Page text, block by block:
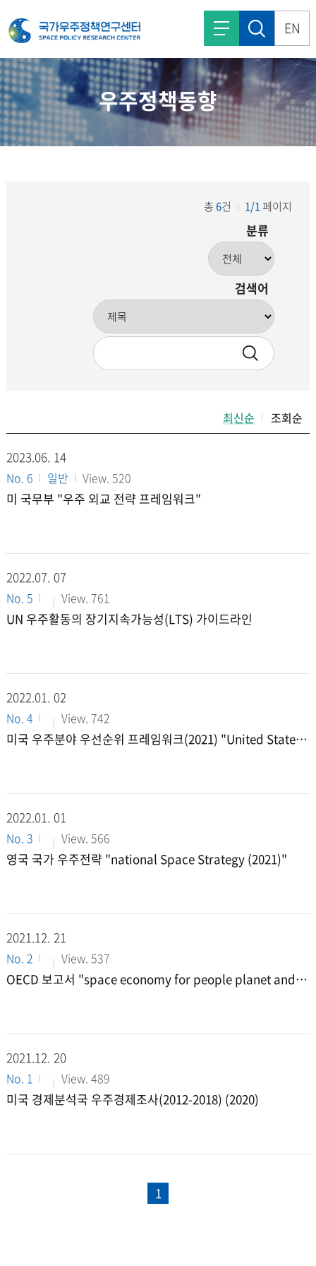
EN
우주정책동향
총6건 1/1페이지
분류
검색어
최신순 조회순
14
2023.06.
No. 6 일반 View. 520
미 국무부 "우주 외교 전략 프레임워크"
07
2022.07.
No. 5 View. 761
UN 우주활동의 장기지속가능성(LTS) 가이드라인
02
2022.01.
No. 4 View. 742
미국 우주분야 우선순위 프레임워크(2021) "United States
01
2022.01.
No. 3 View. 566
영국 국가 우주전략 "national Space Strategy (2021)"
21
2021.12.
No. 2 View. 537
OECD 보고서 "space economy for people planet and p
20
2021.12.
No. 1 View. 489
미국 경제분석국 우주경제조사(2012-2018) (2020)
1